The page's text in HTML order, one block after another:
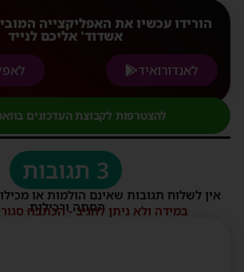
הורידו עכשיו את האפליקצייה
אשדוד' אליכם לנייד
לאנדורואיד
להצטרפות לקבוצת העדכונים
3 תגובות
אין לשלוח תגובות שאינם הולמות או
הסתה ורכילות.
במידה ולא ניתן להגיב - הכתבה